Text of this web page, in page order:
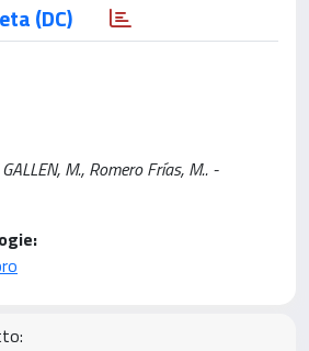
(DC)
M., Romero Frías, M.. -